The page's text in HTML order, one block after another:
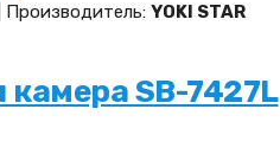
Производитель: YOKI STAR
SB-7427L